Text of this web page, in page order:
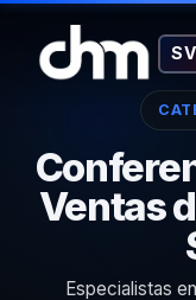
SV
Ventas
Especialistas